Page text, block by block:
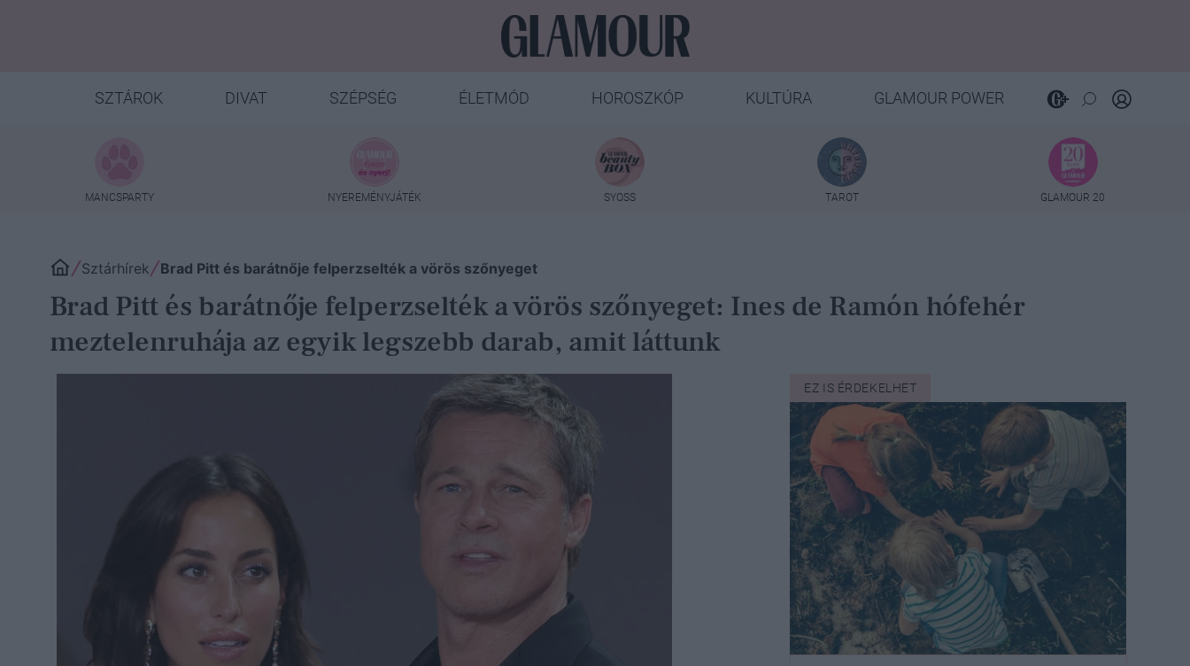
SZTÁROK DIVAT SZÉPSÉG ÉLETMÓD HOROSZKÓP KULTÚRA GLAMOUR POWER
MANCSPARTY NYEREMÉNYJÁTÉK SYOSS TAROT GLAMOUR 20
Sztárhírek Brad Pitt és barátnője felperzselték a vörös szőnyeget
Brad Pitt és barátnője felperzselték a vörös szőnyeget: Ines de Ramón hófehér
meztelenruhája az egyik legszebb darab, amit láttunk
EZ IS ÉRDEKELHET